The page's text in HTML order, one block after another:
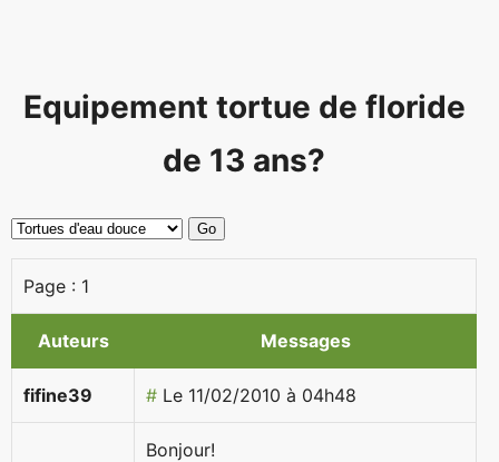
Equipement tortue de floride
de 13 ans?
Page : 1
Auteurs Messages
fifine39 # Le 11/02/2010 à 04h48
Bonjour!